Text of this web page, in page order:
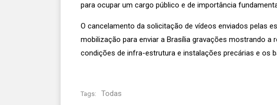
para ocupar um cargo público e de importância
O cancelamento da solicitação de vídeos enviados pelas
mobilização para enviar a Brasília gravações mostrando
condições de infra-estrutura e instalações precárias e os
Tags: Todas